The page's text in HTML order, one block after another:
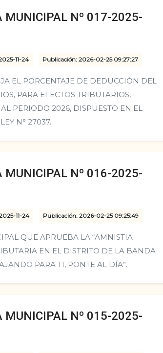
MUNICIPAL Nº 017-2025-
11-24 Publicación: 2026-02-25 09:27:27
EL PORCENTAJE DE DEDUCCIÓN DEL
PARA EFECTOS TRIBUTARIOS,
PERIODO 2026, DISPUESTO EN EL
N° 27037.
MUNICIPAL Nº 016-2025-
11-24 Publicación: 2026-02-25 09:25:49
QUE APRUEBA LA “AMNISTIA
EN EL DISTRITO DE LA BANDA
PARA TI, PONTE AL DÍA”.
MUNICIPAL Nº 015-2025-